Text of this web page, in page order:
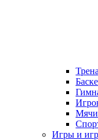
Мячи
Игры и